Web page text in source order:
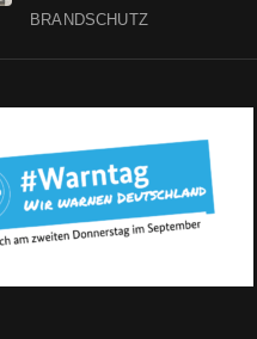
BRANDSCHUTZ